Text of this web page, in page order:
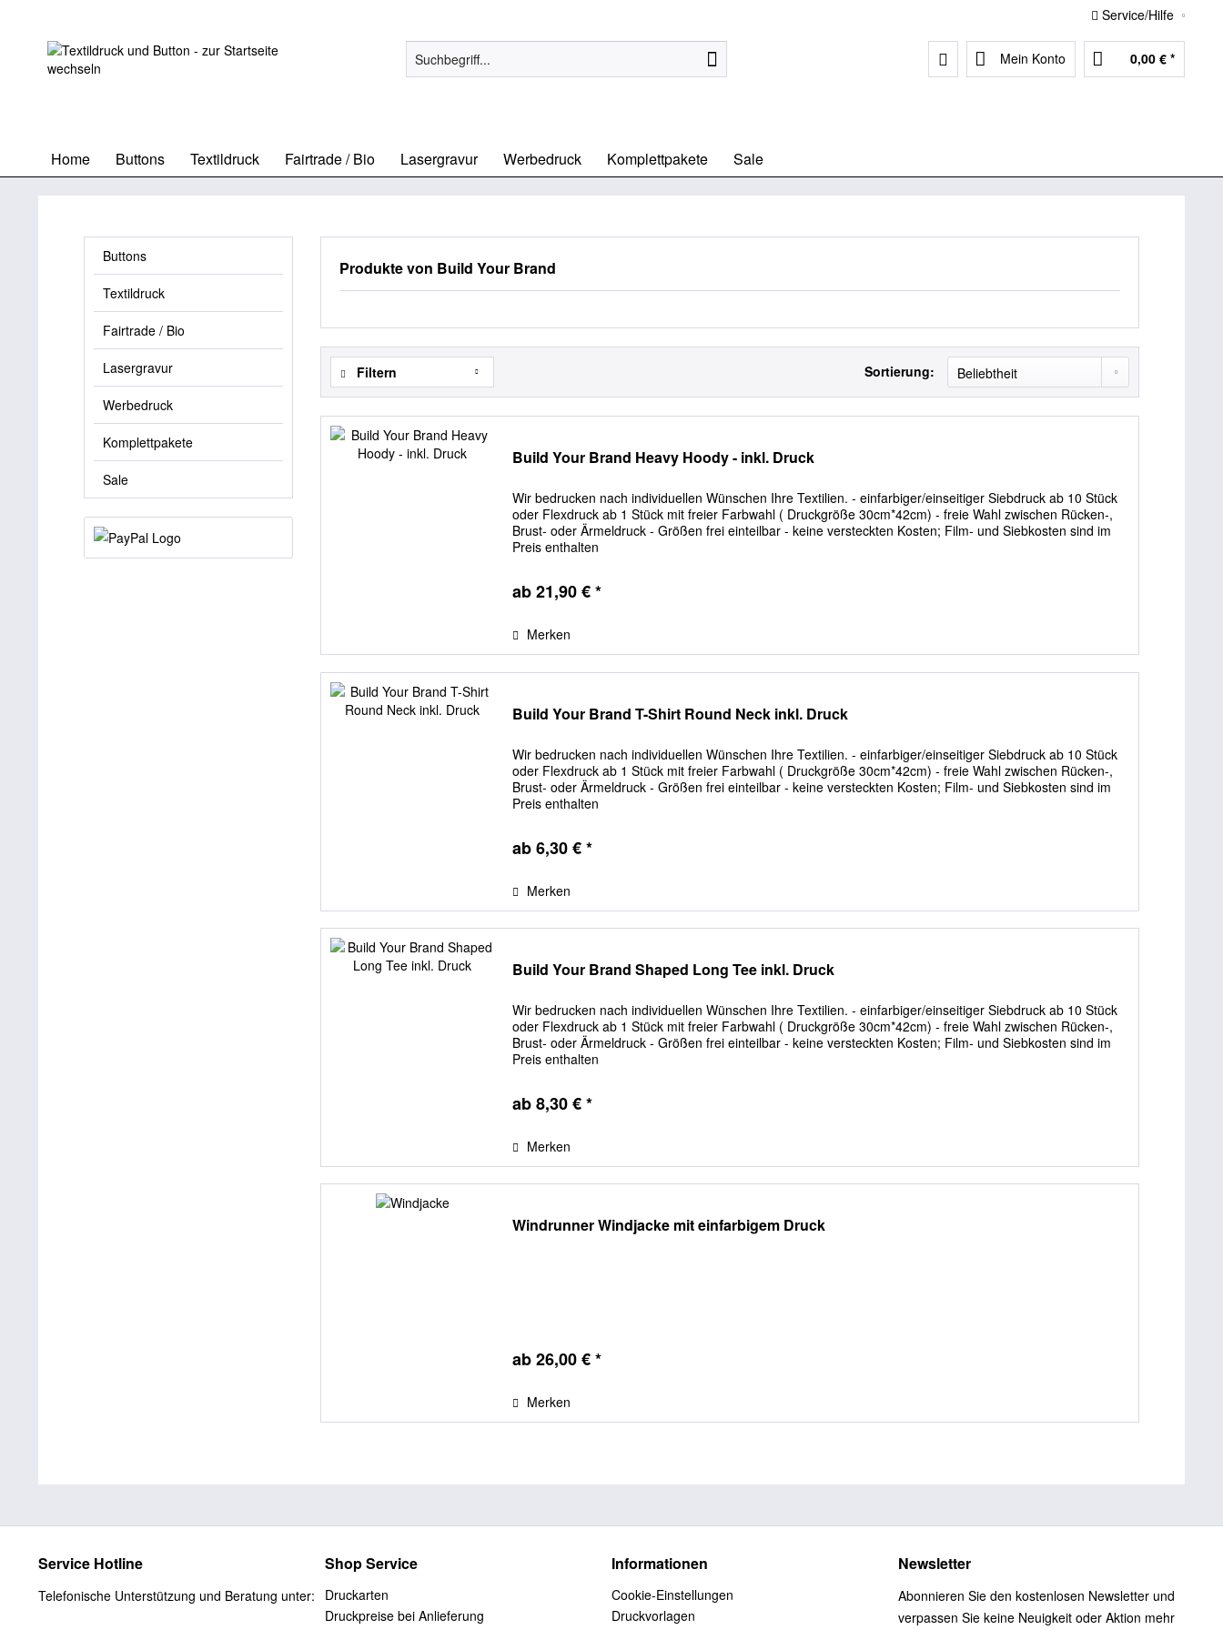
Service/Hilfe
Mein Konto 0,00 € *
Home Buttons Textildruck Fairtrade / Bio Lasergravur Werbedruck Komplettpakete Sale
Buttons
Textildruck
Fairtrade / Bio
Lasergravur
Werbedruck
Komplettpakete
Sale
Produkte von Build Your Brand
Filtern Sortierung:
Build Your Brand Heavy Hoody - inkl. Druck
Wir bedrucken nach individuellen Wünschen Ihre Textilien. - einfarbiger/einseitiger Siebdruck ab 10 Stück
oder Flexdruck ab 1 Stück mit freier Farbwahl ( Druckgröße 30cm*42cm) - freie Wahl zwischen Rücken-,
Brust- oder Ärmeldruck - Größen frei einteilbar - keine versteckten Kosten; Film- und Siebkosten sind im
Preis enthalten
ab 21,90 € *
Merken
Build Your Brand T-Shirt Round Neck inkl. Druck
Wir bedrucken nach individuellen Wünschen Ihre Textilien. - einfarbiger/einseitiger Siebdruck ab 10 Stück
oder Flexdruck ab 1 Stück mit freier Farbwahl ( Druckgröße 30cm*42cm) - freie Wahl zwischen Rücken-,
Brust- oder Ärmeldruck - Größen frei einteilbar - keine versteckten Kosten; Film- und Siebkosten sind im
Preis enthalten
ab 6,30 € *
Merken
Build Your Brand Shaped Long Tee inkl. Druck
Wir bedrucken nach individuellen Wünschen Ihre Textilien. - einfarbiger/einseitiger Siebdruck ab 10 Stück
oder Flexdruck ab 1 Stück mit freier Farbwahl ( Druckgröße 30cm*42cm) - freie Wahl zwischen Rücken-,
Brust- oder Ärmeldruck - Größen frei einteilbar - keine versteckten Kosten; Film- und Siebkosten sind im
Preis enthalten
ab 8,30 € *
Merken
Windrunner Windjacke mit einfarbigem Druck
ab 26,00 € *
Merken
Service Hotline
Telefonische Unterstützung und Beratung unter:
Shop Service
Druckarten
Druckpreise bei Anlieferung
Informationen
Cookie-Einstellungen
Druckvorlagen
Newsletter
Abonnieren Sie den kostenlosen Newsletter und
verpassen Sie keine Neuigkeit oder Aktion mehr